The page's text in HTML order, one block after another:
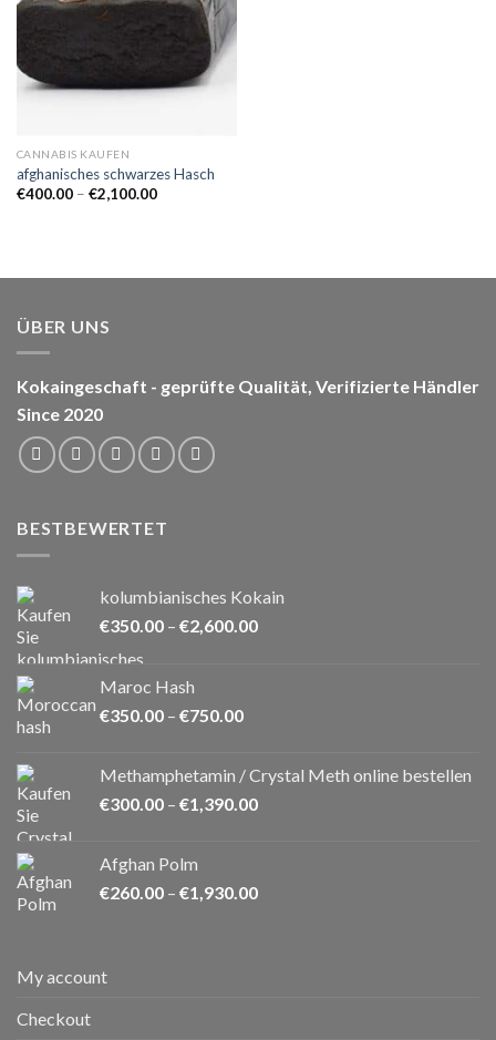
CANNABIS KAUFEN
afghanisches schwarzes Hasch
€400.00 – €2,100.00Preisspanne:
ÜBER UNS
Kokaingeschaft - geprüfte Qualität, Verifizierte Händler
Since 2020
BESTBEWERTET
kolumbianisches Kokain
€350.00 – €2,600.00Preisspanne:
Maroc Hash
€350.00 – €750.00Preisspanne:
€750.00
Methamphetamin / Crystal Meth online bestellen
€300.00 – €1,390.00Preisspanne:
Afghan Polm
€260.00 – €1,930.00Preisspanne:
My account
Checkout